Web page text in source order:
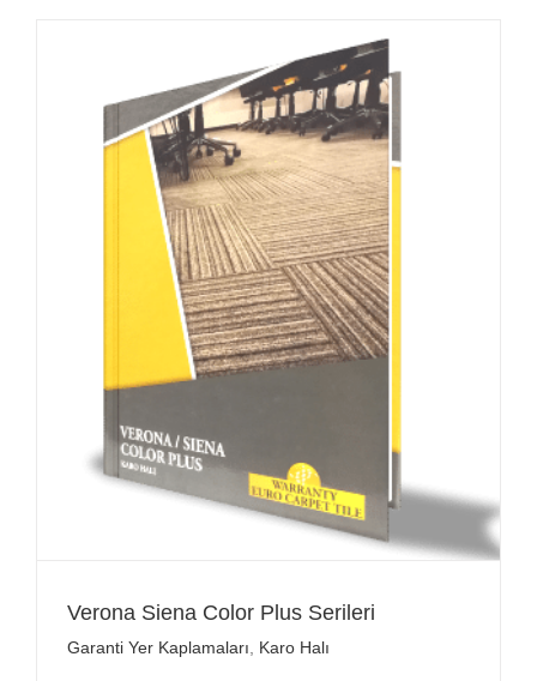
Verona Siena Color Plus Serileri
Garanti Yer Kaplamaları, Karo Halı